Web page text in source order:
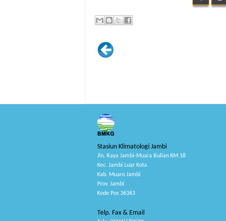
Stasiun Klimatologi Jambi
Jln. Raya Jambi-Muara Bulian KM.18
Kec. Jambi Luar Kota
Kab. Muaro Jambi
Prov. Jambi
Kode Pos 36363
Telp. Fax & Email